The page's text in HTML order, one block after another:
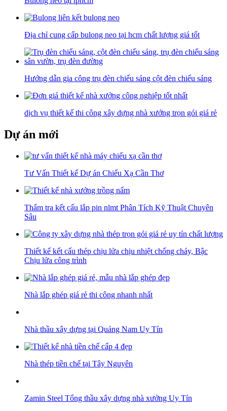
Địa chỉ cung cấp bulong neo tại hcm chất lượng giá tốt
Hướng dẫn gia công trụ đèn chiếu sáng cột đèn chiếu sáng
dịch vụ thiết kế thi công xây dựng nhà xưởng trọn gói giá rẻ
Dự án mới
Tư Vấn Thiết kế Dự án Chiếu Xạ Cần Thơ
Thẩm tra kết cấu lắp pin nlmt Phân Tích Kỹ Thuật Chuyên
Sâu
Thiết kế kết cấu thép chịu lửa chịu nhiệt chống cháy, Bậc
Chịu lửa công trình
Nhà lắp ghép giá rẻ thi công nhanh nhất
Nhà thầu xây dựng tại Quảng Nam Uy Tín
Nhà thép tiền chế tại Tây Nguyên
Zamin Steel Tổng thầu xây dựng nhà xưởng Uy Tín